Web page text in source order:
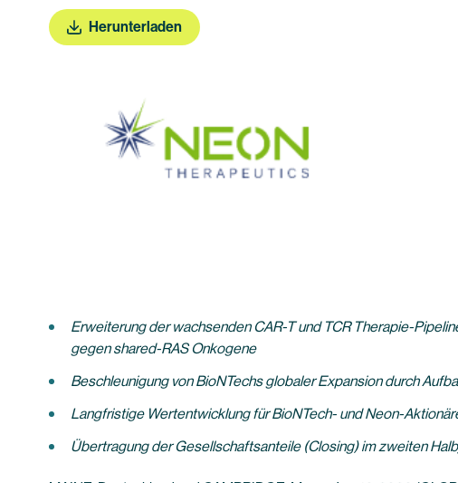
Herunterladen
Erweiterung der wachsenden CAR-T und TCR Therapie-
gegen shared-RAS Onkogene
Beschleunigung von BioNTechs globaler Expansion durch
Langfristige Wertentwicklung für BioNTech- und Neon-
Übertragung der Gesellschaftsanteile (Closing) im zweiten